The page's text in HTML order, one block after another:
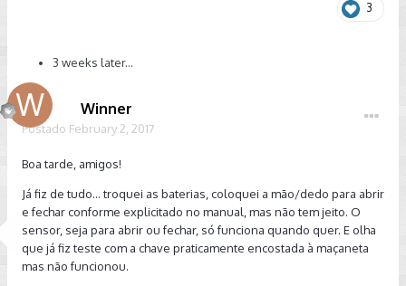
3
3 weeks later...
Winner
Postado February 2, 2017
Boa tarde, amigos!
Já fiz de tudo... troquei as baterias, coloquei a mão/dedo para abrir
e fechar conforme explicitado no manual, mas não tem jeito. O
sensor, seja para abrir ou fechar, só funciona quando quer. E olha
que já fiz teste com a chave praticamente encostada à maçaneta
mas não funcionou.